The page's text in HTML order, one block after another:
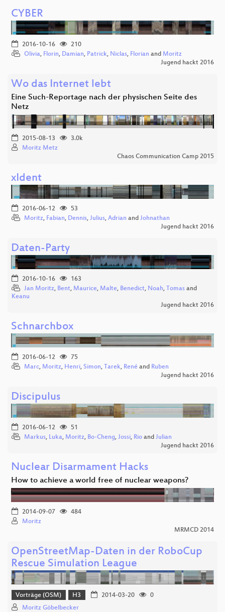
CYBER
2016-10-16
210
Olivia, Florin, Damian, Patrick, Niclas, Florian and Moritz
Jugend hackt 2016
Wo das Internet lebt
Eine Such-Reportage nach der physischen Seite des
Netz
2015-08-13
3.0k
Moritz Metz
Chaos Communication Camp 2015
xIdent
2016-06-12
53
Moritz, Fabian, Dennis, Julius, Adrian and Johnathan
Jugend hackt 2016
Daten-Party
2016-10-16
163
Jan Moritz, Bent, Maurice, Malte, Benedict, Noah, Tomas and
Keanu
Jugend hackt 2016
Schnarchbox
2016-06-12
75
Marc, Moritz, Henri, Simon, Tarek, René and Ruben
Jugend hackt 2016
Discipulus
2016-06-12
51
Markus, Luka, Moritz, Bo-Cheng, Jossi, Rio and Julian
Jugend hackt 2016
Nuclear Disarmament Hacks
How to achieve a world free of nuclear weapons?
2014-09-07
484
Moritz
MRMCD 2014
OpenStreetMap-Daten in der RoboCup
Rescue Simulation League
Vorträge (OSM) H3 2014-03-20
0
Moritz Göbelbecker